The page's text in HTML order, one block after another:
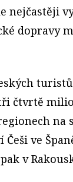
nejčastěji
dopravy
čtvrtě
na
ve
v